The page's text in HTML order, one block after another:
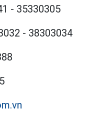
- 35330305
- 38303034